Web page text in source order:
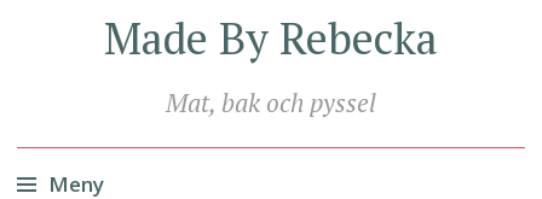
Made By Rebecka
Mat, bak och pyssel
Meny